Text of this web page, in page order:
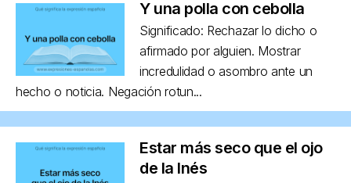
Y una polla con cebolla
Significado: Rechazar lo dicho o
afirmado por alguien. Mostrar
incredulidad o asombro ante un
hecho o noticia. Negación rotun...
Estar más seco que el ojo
de la Inés